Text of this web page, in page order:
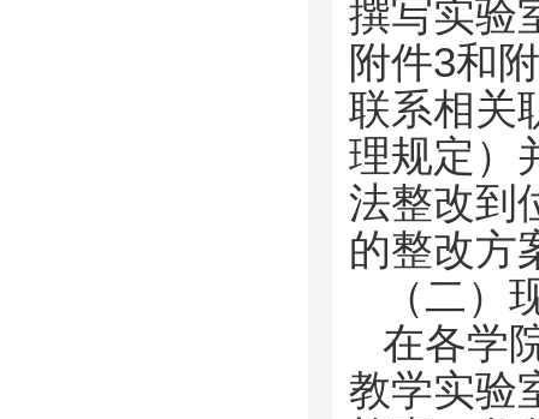
撰写实验
附件3和
联系相关
理规定）
法整改到
的整改方
（二）
在各学
教学实验